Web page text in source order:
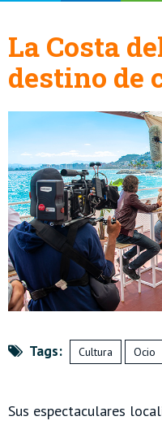
La Costa
destino de
Tags: Cultura Ocio
Sus espectaculares